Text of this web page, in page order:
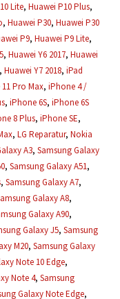
Lite, Huawei P10 Plus,
, Huawei P30, Huawei P30
P9, Huawei P9 Lite,
, Huawei Y6 2017, Huawei
, Huawei Y7 2018, iPad
Pro Max, iPhone 4 /
, iPhone 6S, iPhone 6S
8 Plus, iPhone SE,
, LG Reparatur, Nokia
A3, Samsung Galaxy
, Samsung Galaxy A51,
, Samsung Galaxy A7,
Galaxy A8,
Galaxy A90,
Galaxy J5, Samsung
M20, Samsung Galaxy
Note 10 Edge,
Note 4, Samsung
Galaxy Note Edge,